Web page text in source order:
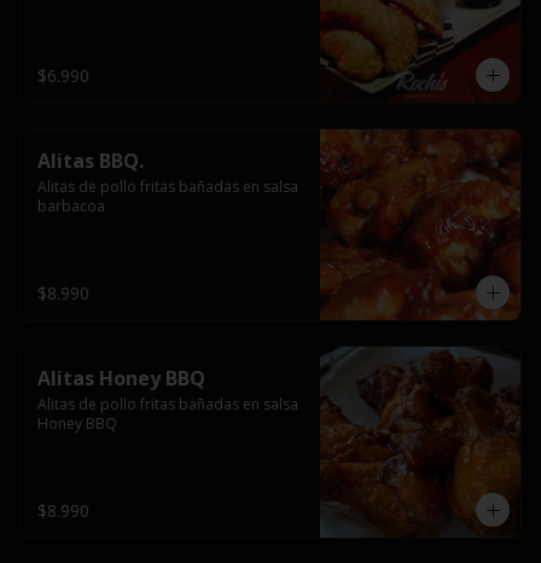
$6.990
Alitas BBQ.
Alitas de pollo fritas bañadas en salsa
barbacoa
$8.990
Alitas Honey BBQ
Alitas de pollo fritas bañadas en salsa
Honey BBQ
$8.990